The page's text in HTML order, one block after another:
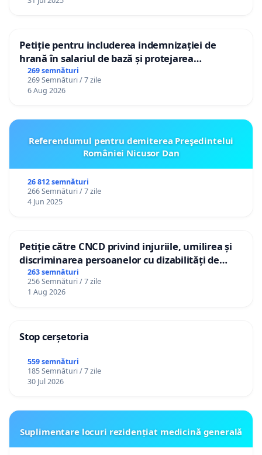
Petiție pentru includerea indemnizației de
hrană în salariul de bază și protejarea
gradațiilor de vechime pentru asistenții
personali
269 semnături
269 Semnături / 7 zile
6 Aug 2026
Referendumul pentru demiterea Preşedintelui
României Nicusor Dan
26 812 semnături
266 Semnături / 7 zile
4 Jun 2025
Petiție către CNCD privind injuriile, umilirea și
discriminarea persoanelor cu dizabilități de
către utilizatorul TikTok „Gorici”
263 semnături
256 Semnături / 7 zile
1 Aug 2026
Stop cerșetoria
559 semnături
185 Semnături / 7 zile
30 Jul 2026
Suplimentare locuri rezidențiat medicină generală